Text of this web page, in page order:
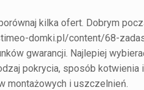
kilka ofert. Dobrym
domki.pl/content/68-
gwarancji. Najlepiej
pokrycia, sposób kotwienia
montażowych i uszczelnień.